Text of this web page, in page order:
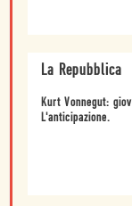
La Repubblica
Kurt Vonnegut:
L'anticipazione.